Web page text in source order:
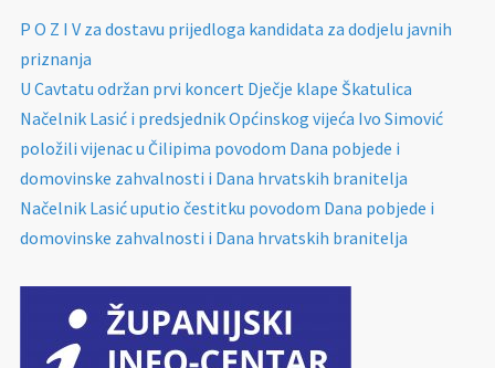
P O Z I V za dostavu prijedloga kandidata za dodjelu javnih
priznanja
U Cavtatu održan prvi koncert Dječje klape Škatulica
Načelnik Lasić i predsjednik Općinskog vijeća Ivo Simović
položili vijenac u Čilipima povodom Dana pobjede i
domovinske zahvalnosti i Dana hrvatskih branitelja
Načelnik Lasić uputio čestitku povodom Dana pobjede i
domovinske zahvalnosti i Dana hrvatskih branitelja